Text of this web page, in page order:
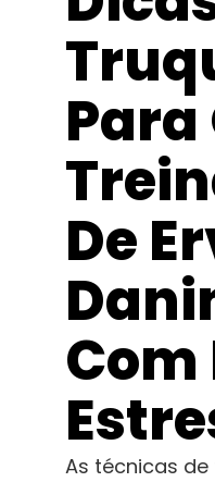
Imprensa
Sobre
Caça ao feno
Preservando a
Contato
Para
De
Com
As técnicas